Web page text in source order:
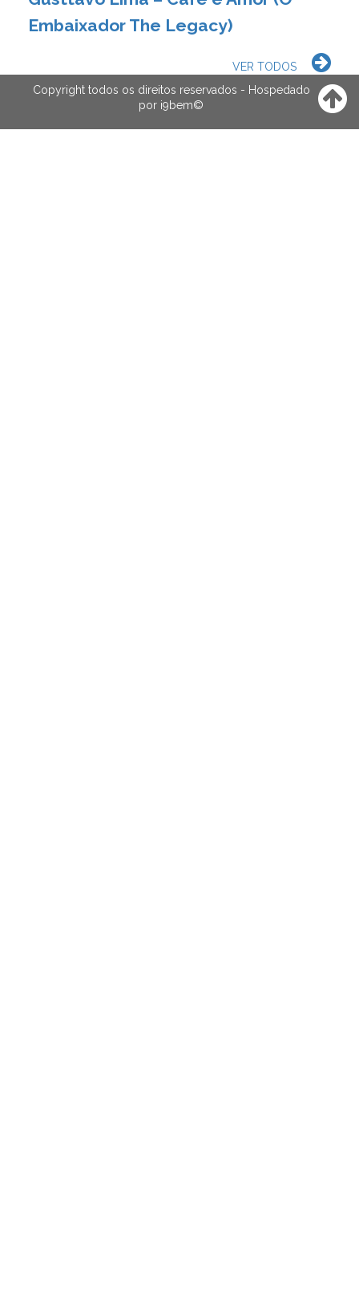
Embaixador The Legacy)
VER TODOS
Copyright todos os direitos reservados - Hospedado
por i9bem©